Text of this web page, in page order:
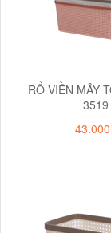
RỔ VIỀN MÂY
3519